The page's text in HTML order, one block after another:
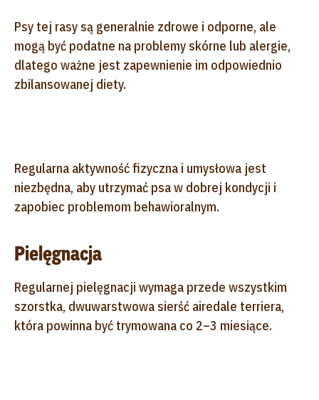
Psy tej rasy są generalnie zdrowe i odporne, ale
mogą być podatne na problemy skórne lub alergie,
dlatego ważne jest zapewnienie im odpowiednio
zbilansowanej diety.
Regularna aktywność fizyczna i umysłowa jest
niezbędna, aby utrzymać psa w dobrej kondycji i
zapobiec problemom behawioralnym.
Pielęgnacja
Regularnej pielęgnacji wymaga przede wszystkim
szorstka, dwuwarstwowa sierść airedale terriera,
która powinna być trymowana co 2–3 miesiące.